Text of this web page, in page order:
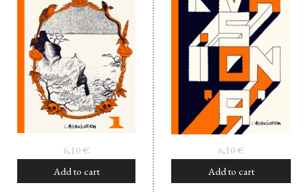
6,10€
Add to cart
6,10€
Add to cart